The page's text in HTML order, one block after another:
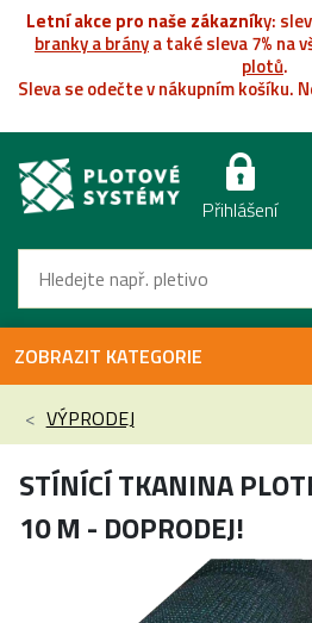
Letní akce pro naše zákazníky:
branky a bránya také sleva 7% na
plotů.
Sleva se odečte v nákupním košíku.
Přihlášení
ZOBRAZIT KATEGORIE
VÝPRODEJ
STÍNÍCÍ TKANINA
10 M - DOPRODEJ!